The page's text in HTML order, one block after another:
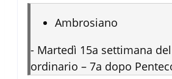
Ambrosiano
- Martedì 15a settimana
ordinario – 7a dopo